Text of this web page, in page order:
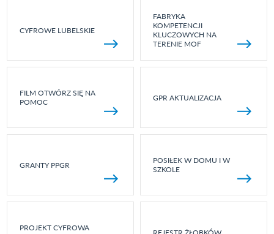
CYFROWE LUBELSKIE
FABRYKA
KOMPETENCJI
KLUCZOWYCH NA
TERENIE MOF
FILM OTWÓRZ SIĘ NA
POMOC
GPR AKTUALIZACJA
GRANTY PPGR
POSIŁEK W DOMU I W
SZKOLE
PROJEKT CYFROWA